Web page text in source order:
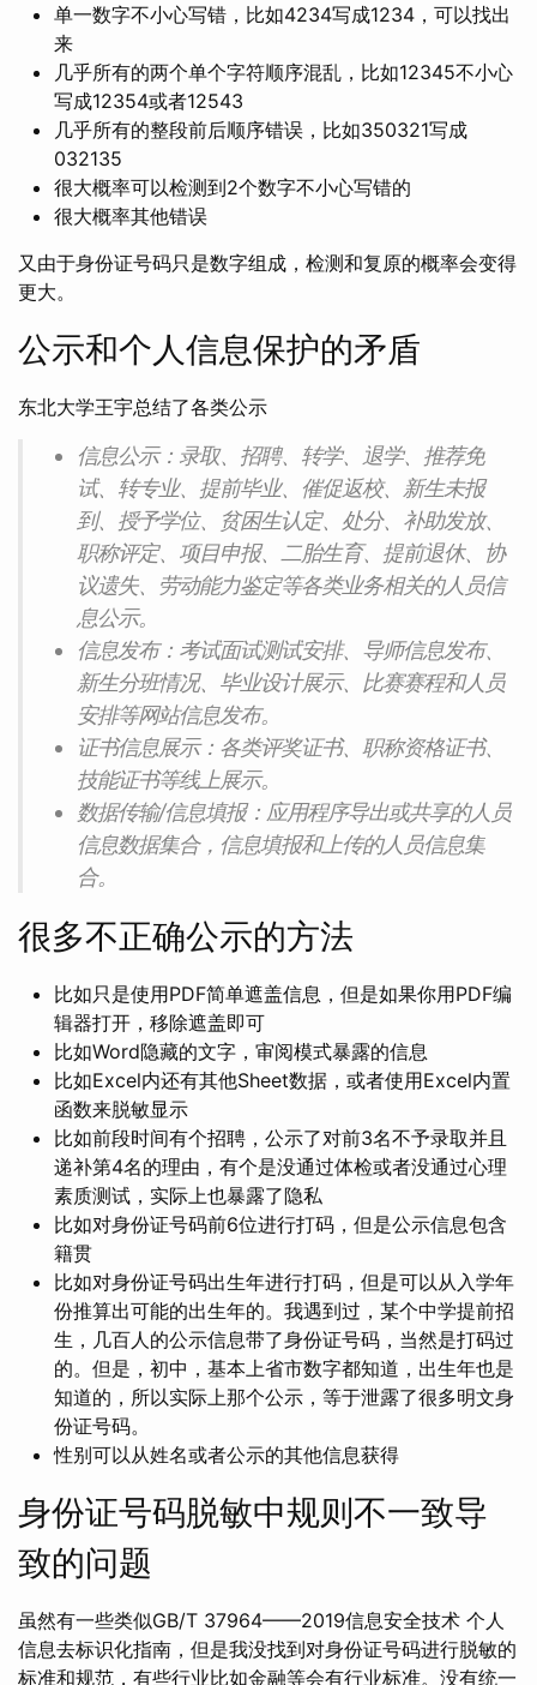
单一数字不小心写错，比如4234写成1234，可以找出
来
几乎所有的两个单个字符顺序混乱，比如12345不小心
写成12354或者12543
几乎所有的整段前后顺序错误，比如350321写成
032135
很大概率可以检测到2个数字不小心写错的
很大概率其他错误
又由于身份证号码只是数字组成，检测和复原的概率会变得
更大。
公示和个人信息保护的矛盾
东北大学王宇总结了各类公示
信息公示：录取、招聘、转学、退学、推荐免
试、转专业、提前毕业、催促返校、新生未报
到、授予学位、贫困生认定、处分、补助发放、
职称评定、项目申报、二胎生育、提前退休、协
议遗失、劳动能力鉴定等各类业务相关的人员信
息公示。
信息发布：考试面试测试安排、导师信息发布、
新生分班情况、毕业设计展示、比赛赛程和人员
安排等网站信息发布。
证书信息展示：各类评奖证书、职称资格证书、
技能证书等线上展示。
数据传输/信息填报：应用程序导出或共享的人员
信息数据集合，信息填报和上传的人员信息集
合。
很多不正确公示的方法
比如只是使用PDF简单遮盖信息，但是如果你用PDF编
辑器打开，移除遮盖即可
比如Word隐藏的文字，审阅模式暴露的信息
比如Excel内还有其他Sheet数据，或者使用Excel内置
函数来脱敏显示
比如前段时间有个招聘，公示了对前3名不予录取并且
递补第4名的理由，有个是没通过体检或者没通过心理
素质测试，实际上也暴露了隐私
比如对身份证号码前6位进行打码，但是公示信息包含
籍贯
比如对身份证号码出生年进行打码，但是可以从入学年
份推算出可能的出生年的。我遇到过，某个中学提前招
生，几百人的公示信息带了身份证号码，当然是打码过
的。但是，初中，基本上省市数字都知道，出生年也是
知道的，所以实际上那个公示，等于泄露了很多明文身
份证号码。
性别可以从姓名或者公示的其他信息获得
身份证号码脱敏中规则不一致导
致的问题
虽然有一些类似GB/T 37964——2019信息安全技术 个人
信息去标识化指南，但是我没找到对身份证号码进行脱敏的
标准和规范，有些行业比如金融等会有行业标准。没有统一